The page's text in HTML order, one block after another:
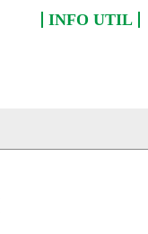
INFO UTIL